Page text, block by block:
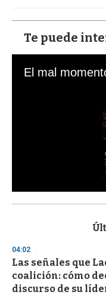
Te puede
s
d
s
o
f
3
04:02
Las señales que
coalición: cómo
discurso de su